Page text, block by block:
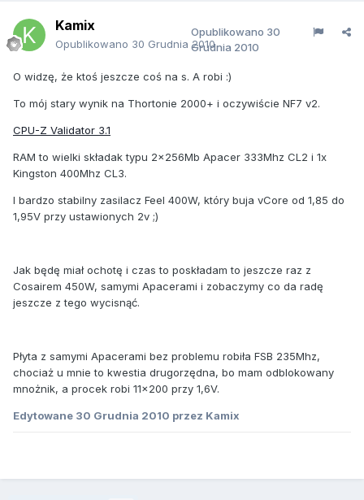
Kamix
Opublikowano 30 Grudnia 2010
Opublikowano 30
Grudnia 2010
O widzę, że ktoś jeszcze coś na s. A robi :)
To mój stary wynik na Thortonie 2000+ i oczywiście NF7 v2.
CPU-Z Validator 3.1
RAM to wielki składak typu 2x256Mb Apacer 333Mhz CL2 i 1x
Kingston 400Mhz CL3.
I bardzo stabilny zasilacz Feel 400W, który buja vCore od 1,85 do
1,95V przy ustawionych 2v ;)
Jak będę miał ochotę i czas to poskładam to jeszcze raz z
Cosairem 450W, samymi Apacerami i zobaczymy co da radę
jeszcze z tego wycisnąć.
Płyta z samymi Apacerami bez problemu robiła FSB 235Mhz,
chociaż u mnie to kwestia drugorzędna, bo mam odblokowany
mnożnik, a procek robi 11x200 przy 1,6V.
Edytowane 30 Grudnia 2010 przez Kamix